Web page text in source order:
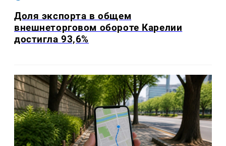
Доля экспорта в общем
внешнеторговом обороте Карелии
достигла 93,6%